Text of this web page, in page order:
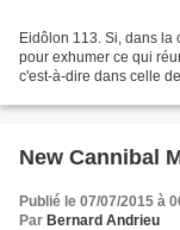
Eidôlon 113. Si, dans la
pour exhumer ce qui
c'est-à-dire dans celle de
New Cannibal
Publié le 07/07/2015 à
Par Bernard Andrieu